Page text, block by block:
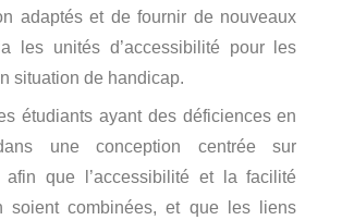
adaptés et de fournir de nouveaux
les unités d’accessibilité pour les
situation de handicap.
étudiants ayant des déficiences en
une conception centrée sur
afin que l’accessibilité et la facilité
soient combinées, et que les liens